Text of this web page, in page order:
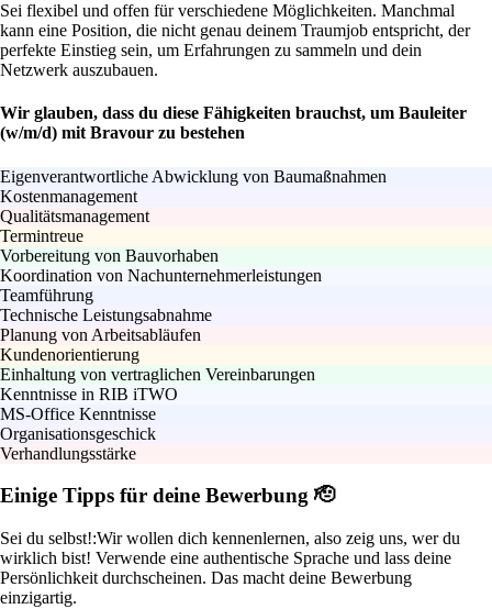
Sei flexibel und offen für verschiedene Möglichkeiten. Manchmal
kann eine Position, die nicht genau deinem Traumjob entspricht, der
perfekte Einstieg sein, um Erfahrungen zu sammeln und dein
Netzwerk auszubauen.
Wir glauben, dass du diese Fähigkeiten brauchst, um Bauleiter
(w/m/d) mit Bravour zu bestehen
Eigenverantwortliche Abwicklung von Baumaßnahmen
Kostenmanagement
Qualitätsmanagement
Termintreue
Vorbereitung von Bauvorhaben
Koordination von Nachunternehmerleistungen
Teamführung
Technische Leistungsabnahme
Planung von Arbeitsabläufen
Kundenorientierung
Einhaltung von vertraglichen Vereinbarungen
Kenntnisse in RIB iTWO
MS-Office Kenntnisse
Organisationsgeschick
Verhandlungsstärke
Einige Tipps für deine Bewerbung 🫡
Sei du selbst!:Wir wollen dich kennenlernen, also zeig uns, wer du
wirklich bist! Verwende eine authentische Sprache und lass deine
Persönlichkeit durchscheinen. Das macht deine Bewerbung
einzigartig.